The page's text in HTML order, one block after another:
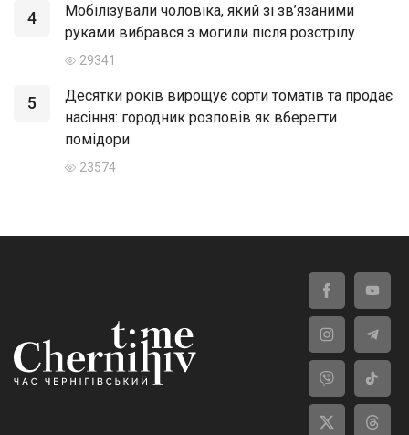
4
Мобілізували чоловіка, який зі зв’язаними
руками вибрався з могили після розстрілу
29341
5
Десятки років вирощує сорти томатів та продає
насіння: городник розповів як вберегти
помідори
23574